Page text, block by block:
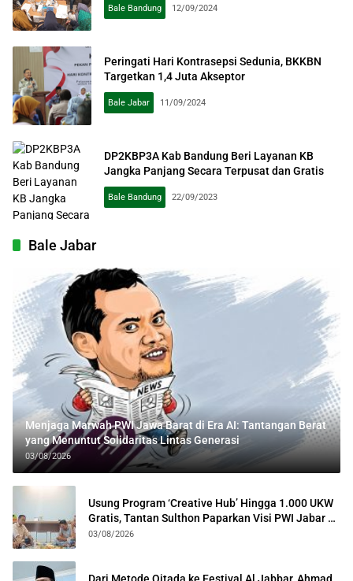
Bale Bandung 12/09/2024
Peringati Hari Kontrasepsi Sedunia, BKKBN
Targetkan 1,4 Juta Akseptor
Bale Jabar 11/09/2024
DP2KBP3A Kab Bandung Beri Layanan KB
Jangka Panjang Secara Terpusat dan Gratis
Bale Bandung 22/09/2023
Bale Jabar
Menjaga Marwah PWI Jawa Barat di Era AI: Tantangan Berat
yang Menuntut Solidaritas Lintas Generasi
03/08/2026
Usung Program ‘Creative Hub’ Hingga 1.000 UKW
Gratis, Tantan Sulthon Paparkan Visi PWI Jabar di
Kota Bogor
03/08/2026